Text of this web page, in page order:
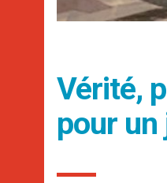
Vérité,
pour